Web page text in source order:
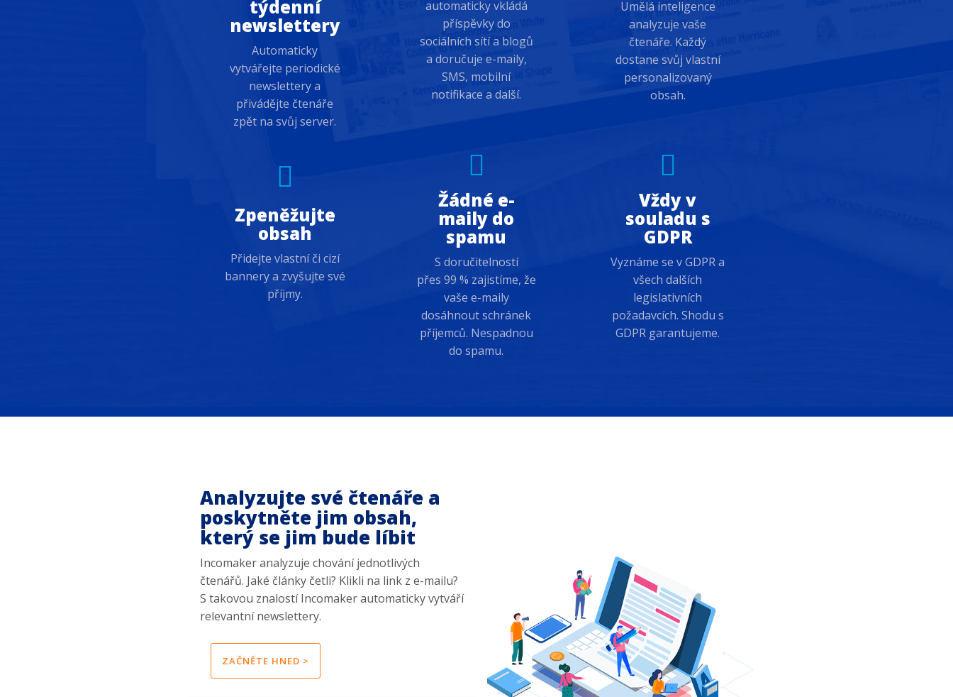
týdenní
newslettery
Automaticky
vytvářejte periodické
newslettery a
přivádějte čtenáře
zpět na svůj server.
automaticky vkládá
příspěvky do
sociálních sítí a blogů
a doručuje e-maily,
SMS, mobilní
notifikace a další.
Umělá inteligence
analyzuje vaše
čtenáře. Každý
dostane svůj vlastní
personalizovaný
obsah.
Zpeněžujte
obsah
Přidejte vlastní či cizí
bannery a zvyšujte své
příjmy.
Žádné e-
maily do
spamu
S doručitelností
přes 99 % zajistíme, že
vaše e-maily
dosáhnout schránek
příjemců. Nespadnou
do spamu.
Vždy v
souladu s
GDPR
Vyznáme se v GDPR a
všech dalších
legislativních
požadavcích. Shodu s
GDPR garantujeme.
Analyzujte své čtenáře a
poskytněte jim obsah,
který se jim bude líbit
Incomaker analyzuje chování jednotlivých
čtenářů. Jaké články četli? Klikli na link z e-mailu?
S takovou znalostí Incomaker automaticky vytváří
relevantní newslettery.
ZAČNĚTE HNED >